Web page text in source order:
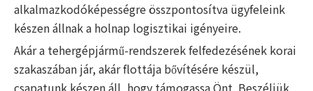
alkalmazkodóképességre összpontosítva ügyfeleink
készen állnak a holnap logisztikai igényeire.
Akár a tehergépjármű-rendszerek felfedezésének korai
szakaszában jár, akár flottája bővítésére készül,
csapatunk készen áll, hogy támogassa Önt. Beszéljük